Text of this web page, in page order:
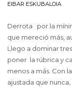
EIBAR ESKUBALOIA
Derrota por la
que mereció más,
Llego a dominar
poner la rúbrica y
menos a más. Con
ajustada que